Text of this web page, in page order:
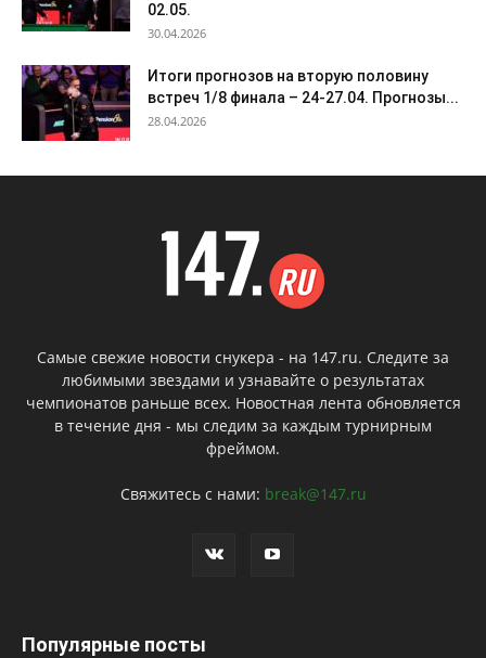
02.05.
30.04.2026
Итоги прогнозов на вторую половину
встреч 1/8 финала – 24-27.04. Прогнозы...
28.04.2026
Самые свежие новости снукера - на 147.ru. Следите за
любимыми звездами и узнавайте о результатах
чемпионатов раньше всех. Новостная лента обновляется
в течение дня - мы следим за каждым турнирным
фреймом.
Свяжитесь с нами: break@147.ru
Популярные посты